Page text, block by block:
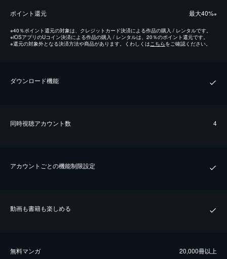
ポイント還元 最⼤40%※
※40％ポイント還元の対象は、クレジットカード決済による作品の購入 / レンタルです。
※iOSアプリのUコイン決済による作品の購入 / レンタルは、20％のポイント還元です。
※還元の対象外となる決済方法や商品があります。くわしくはこちらをご確認ください。
ダウンロード機能
同時視聴アカウント数 4
アカウントごとの機能制限設定
動画も書籍も楽しめる
無料マンガ 20,000冊以上